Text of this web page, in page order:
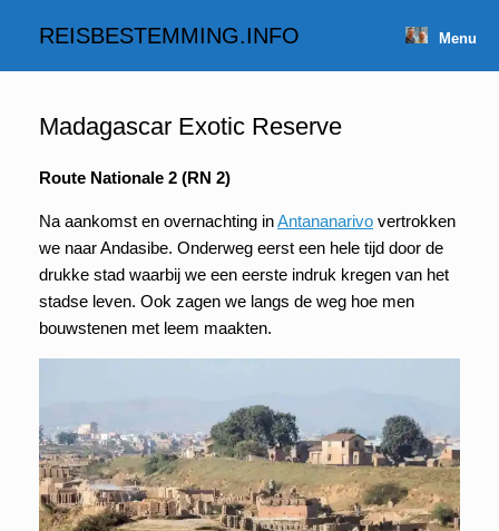
REISBESTEMMING.INFO Menu
Madagascar Exotic Reserve
Route Nationale 2 (RN 2)
Na aankomst en overnachting inAntananarivo vertrokken
we naar Andasibe. Onderweg eerst een hele tijd door de
drukke stad waarbij we een eerste indruk kregen van het
stadse leven. Ook zagen we langs de weg hoe men
bouwstenen met leem maakten.